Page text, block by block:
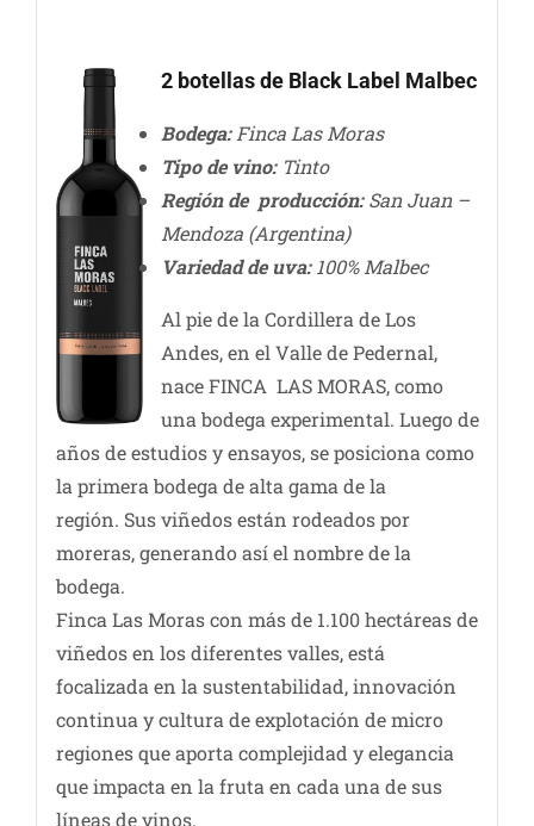
2 botellas de Black Label Malbec
Bodega:Finca Las Moras
Tipo de vino: Tinto
Región de producción:San Juan –
Mendoza (Argentina)
Variedad de uva: 100% Malbec
Al pie de la Cordillera de Los
Andes, en el Valle de Pedernal,
nace FINCA LAS MORAS, como
una bodega experimental. Luego de
años de estudios y ensayos, se posiciona como
la primera bodega de alta gama de la
región. Sus viñedos están rodeados por
moreras, generando así el nombre de la
bodega.
Finca Las Moras con más de 1.100 hectáreas de
viñedos en los diferentes valles, está
focalizada en la sustentabilidad, innovación
continua y cultura de explotación de micro
regiones que aporta complejidad y elegancia
que impacta en la fruta en cada una de sus
líneas de vinos.